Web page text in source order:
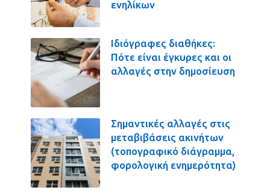
ενηλίκων
Ιδιόγραφες διαθήκες:
Πότε είναι έγκυρες και οι
αλλαγές στην δημοσίευση
Σημαντικές αλλαγές στις
μεταβιβάσεις ακινήτων
(τοπογραφικό διάγραμμα,
φορολογική ενημερότητα)